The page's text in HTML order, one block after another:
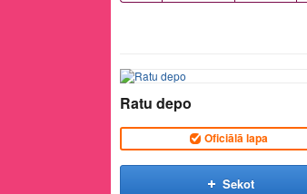
Ratu depo
Oficiālā lapa
Sekot